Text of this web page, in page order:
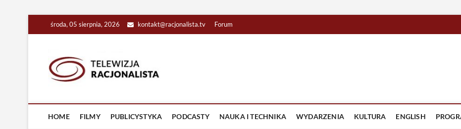
środa, 05 sierpnia, 2026 kontakt@racjonalista.tv Forum
HOME FILMY PUBLICYSTYKA PODCASTY NAUKA I TECHNIKA WYDARZENIA KULTURA ENGLISH